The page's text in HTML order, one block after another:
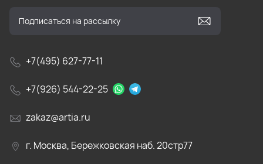
+7(495) 627-77-11
+7(926) 544-22-25
zakaz@artia.ru
г. Москва, Бережковская наб. 20стр77